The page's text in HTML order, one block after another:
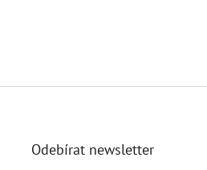
Odebírat newsletter